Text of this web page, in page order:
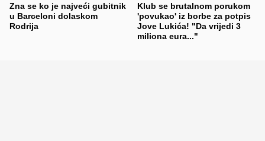
Zna se ko je najveći gubitnik
u Barceloni dolaskom
Rodrija
Klub se brutalnom porukom
'povukao' iz borbe za potpis
Jove Lukića! "Da vrijedi 3
miliona eura..."